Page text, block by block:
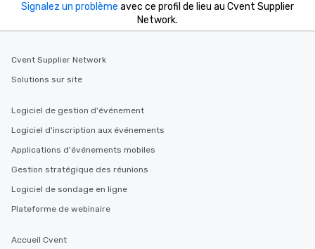
Signalez un problème avec ce profil de lieu au Cvent Supplier
Network.
Cvent Supplier Network
Solutions sur site
Logiciel de gestion d'événement
Logiciel d'inscription aux événements
Applications d'événements mobiles
Gestion stratégique des réunions
Logiciel de sondage en ligne
Plateforme de webinaire
Accueil Cvent